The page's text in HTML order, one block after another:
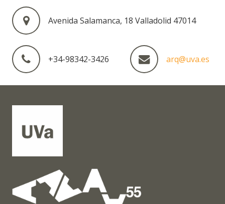
Avenida Salamanca, 18 Valladolid 47014
+34-98342-3426 arq@uva.es